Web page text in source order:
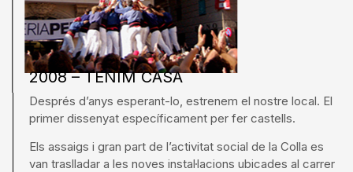
2008 – TENIM CASA
Després d’anys esperant-lo, estrenem el nostre local. El
primer dissenyat específicament per fer castells.
Els assaigs i gran part de l’activitat social de la Colla es
van traslladar a les noves instal·lacions ubicades al carrer